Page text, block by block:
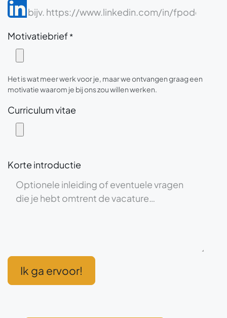
Motivatiebrief *
Het is wat meer werk voor je, maar we ontvangen graag een
motivatie waarom je bij ons zou willen werken.
Curriculum vitae
Korte introductie
Ik ga ervoor!